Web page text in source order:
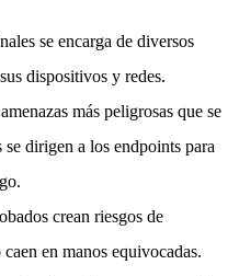
se encarga de diversos
dispositivos y redes.
más peligrosas que se
dirigen a los endpoints para
crean riesgos de
en manos equivocadas.